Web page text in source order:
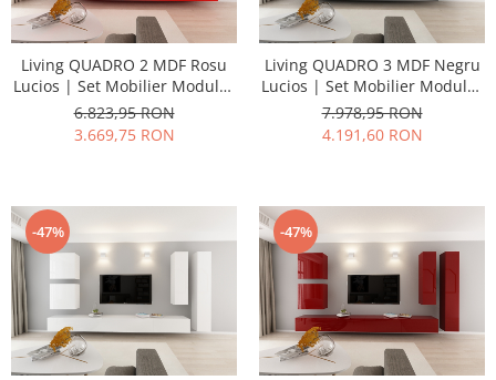
Living QUADRO 2 MDF Rosu
Lucios | Set Mobilier Modular
Suspendat Premium
Configurabil pentru un Living
Modern Fără Mânere/Push to
6.823,95 RON
3.669,75 RON
Living QUADRO 3 MDF Negru
Lucios | Set Mobilier Modular
Suspendat Premium
Configurabil pentru un Living
Modern Fără Mânere/Push to
7.978,95 RON
4.191,60 RON
-47% -47%